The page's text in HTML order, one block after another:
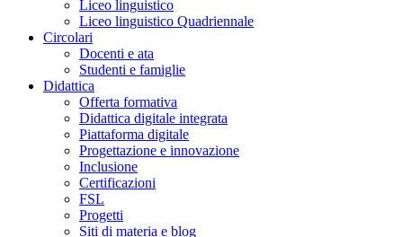
Liceo linguistico
Liceo linguistico Quadriennale
Circolari
Docenti e ata
Studenti e famiglie
Didattica
Offerta formativa
Didattica digitale integrata
Piattaforma digitale
Progettazione e innovazione
Inclusione
Certificazioni
FSL
Progetti
Siti di materia e blog